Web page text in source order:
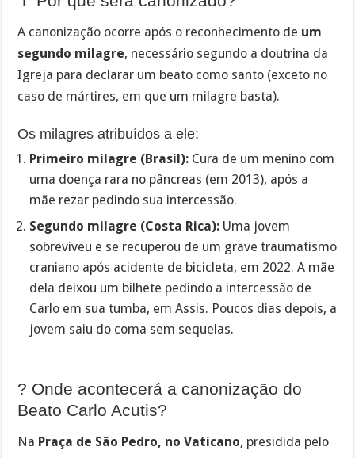
A canonização ocorre após o reconhecimento de um
segundo milagre, necessário segundo a doutrina da
Igreja para declarar um beato como santo (exceto no
caso de mártires, em que um milagre basta).
Os milagres atribuídos a ele:
Primeiro milagre (Brasil): Cura de um menino com
uma doença rara no pâncreas (em 2013), após a
mãe rezar pedindo sua intercessão.
Segundo milagre (Costa Rica): Uma jovem
sobreviveu e se recuperou de um grave traumatismo
craniano após acidente de bicicleta, em 2022. A mãe
dela deixou um bilhete pedindo a intercessão de
Carlo em sua tumba, em Assis. Poucos dias depois, a
jovem saiu do coma sem sequelas.
? Onde acontecerá a canonização do
Beato Carlo Acutis?
Na Praça de São Pedro, no Vaticano, presidida pelo